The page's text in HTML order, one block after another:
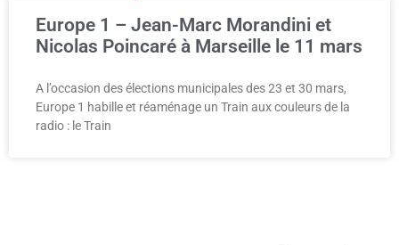
Europe 1 – Jean-Marc Morandini et
Nicolas Poincaré à Marseille le 11 mars
A l’occasion des élections municipales des 23 et 30 mars,
Europe 1 habille et réaménage un Train aux couleurs de la
radio : le Train